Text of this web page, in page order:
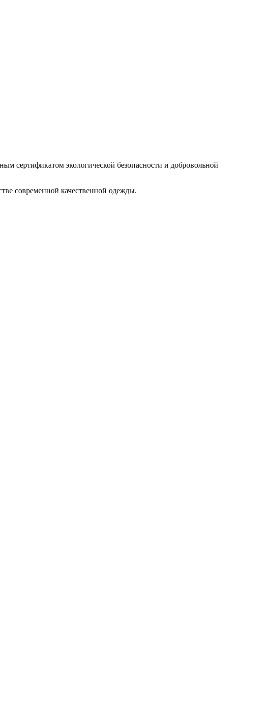
сертификатом экологической безопасности и добровольной
современной качественной одежды.